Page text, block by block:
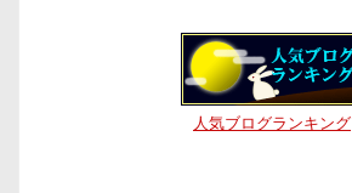
人気ブログランキング